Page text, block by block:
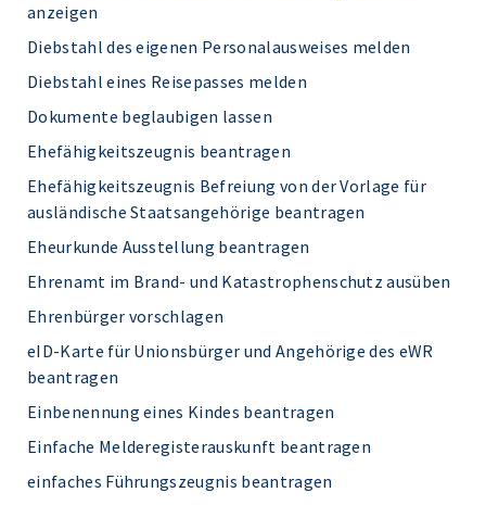
anzeigen
Diebstahl des eigenen Personalausweises melden
Diebstahl eines Reisepasses melden
Dokumente beglaubigen lassen
Ehefähigkeitszeugnis beantragen
Ehefähigkeitszeugnis Befreiung von der Vorlage für
ausländische Staatsangehörige beantragen
Eheurkunde Ausstellung beantragen
Ehrenamt im Brand- und Katastrophenschutz ausüben
Ehrenbürger vorschlagen
eID-Karte für Unionsbürger und Angehörige des eWR
beantragen
Einbenennung eines Kindes beantragen
Einfache Melderegisterauskunft beantragen
einfaches Führungszeugnis beantragen